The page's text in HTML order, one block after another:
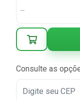
Consulte as